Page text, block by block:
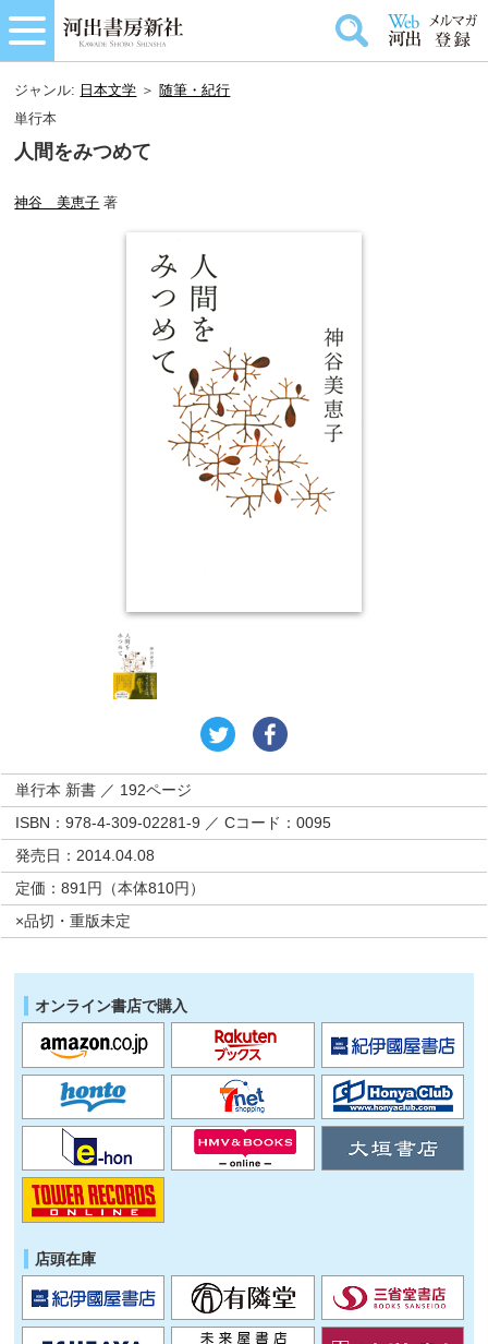
ジャンル: 日本文学 ＞ 随筆・紀行
単行本
人間をみつめて
神谷 美恵子 著
単行本 新書 ／ 192ページ
ISBN：978-4-309-02281-9 ／ Cコード：0095
発売日：2014.04.08
定価：891円（本体810円）
×品切・重版未定
オンライン書店で購入
店頭在庫